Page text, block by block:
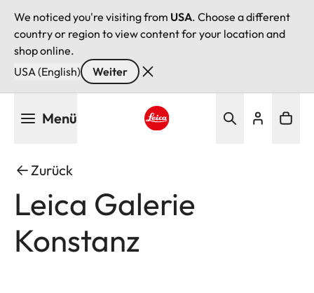
We noticed you're visiting from USA. Choose a different
country or region to view content for your location and
shop online.
USA (English)
Weiter
Menü
Zurück
Leica Galerie
Konstanz